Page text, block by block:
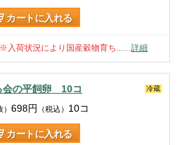
カートに入れる
荷状況により国産穀物育ち...…詳細
会の平飼卵 10コ 冷蔵
） 698円 （税込） 10コ
カートに入れる